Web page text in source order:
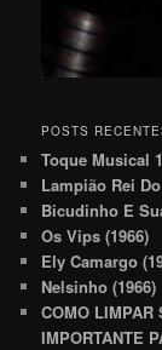
POSTS
Toque Musical
Lampião Rei
Bicudinho E
Os Vips (1966)
Ely Camargo
Nelsinho (1966)
COMO LIMPAR
IMPORTANTE